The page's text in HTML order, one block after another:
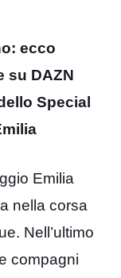
ecco
su DAZN
Special
Emilia
nella corsa
Nell’ultimo
compagni